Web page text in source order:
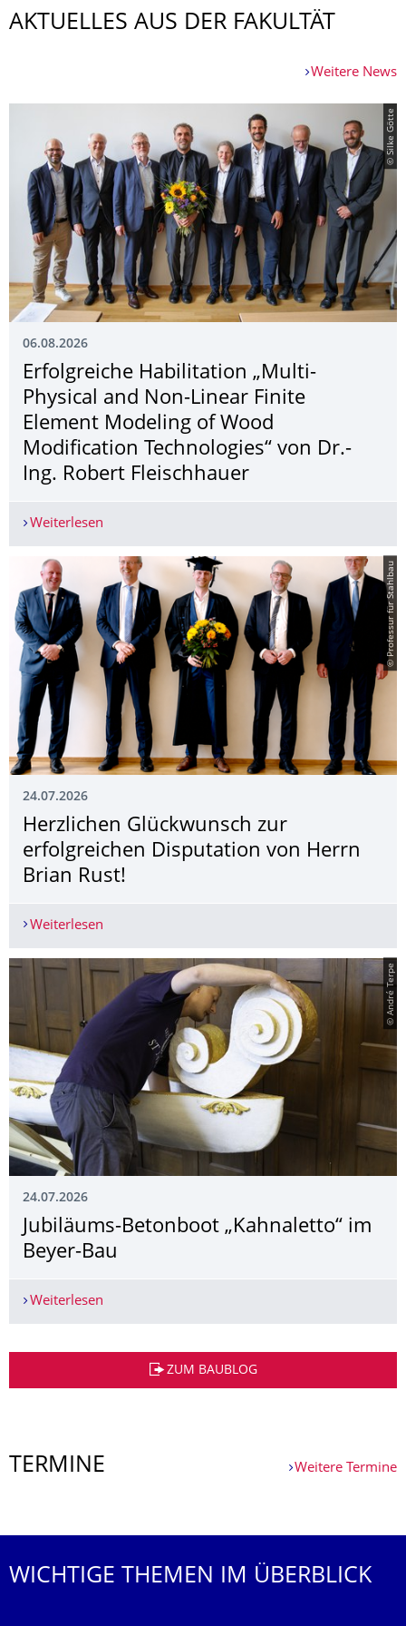
AKTUELLES AUS DER FAKULTÄT
Weitere News
© Silke Götte
06.08.2026
Erfolgreiche Habilitation „Multi-
Physical and Non-Linear Finite
Element Modeling of Wood
Modification Technologies“ von Dr.-
Ing. Robert Fleischhauer
Weiterlesen
© Professur für Stahlbau
24.07.2026
Herzlichen Glückwunsch zur
erfolgreichen Disputation von Herrn
Brian Rust!
Weiterlesen
© André Terpe
24.07.2026
Jubiläums-Betonboot „Kahnaletto“ im
Beyer-Bau
Weiterlesen
ZUM BAUBLOG
TERMINE Weitere Termine
WICHTIGE THEMEN IM ÜBERBLICK